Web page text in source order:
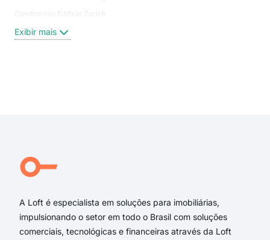
Condominio Edificio Zurich
Exibir mais
A Loft é especialista em soluções para imobiliárias,
impulsionando o setor em todo o Brasil com soluções
comerciais, tecnológicas e financeiras através da Loft